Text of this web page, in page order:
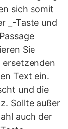
sich somit
_-Taste und
Sie
Text ein.
und die
Sollte außer
auch der